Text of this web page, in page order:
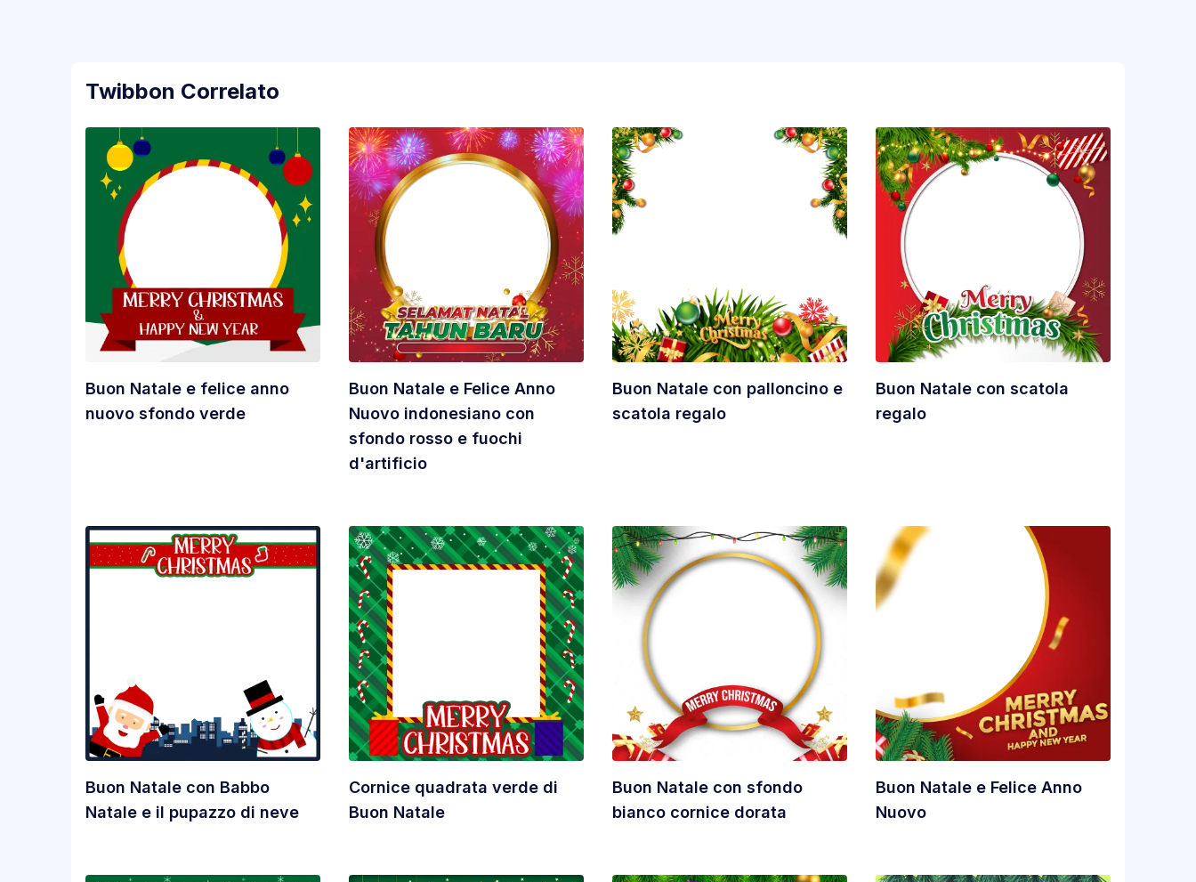
Twibbon Correlato
Buon Natale e felice anno
nuovo sfondo verde
Buon Natale e Felice Anno
Nuovo indonesiano con
sfondo rosso e fuochi
d'artificio
Buon Natale con palloncino e
scatola regalo
Buon Natale con scatola
regalo
Buon Natale con Babbo
Natale e il pupazzo di neve
Cornice quadrata verde di
Buon Natale
Buon Natale con sfondo
bianco cornice dorata
Buon Natale e Felice Anno
Nuovo